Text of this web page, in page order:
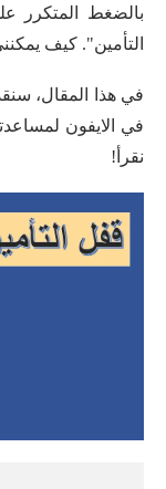
بالضغط المتكرر
التأمين". كيف
في الايفون
نقرأ!